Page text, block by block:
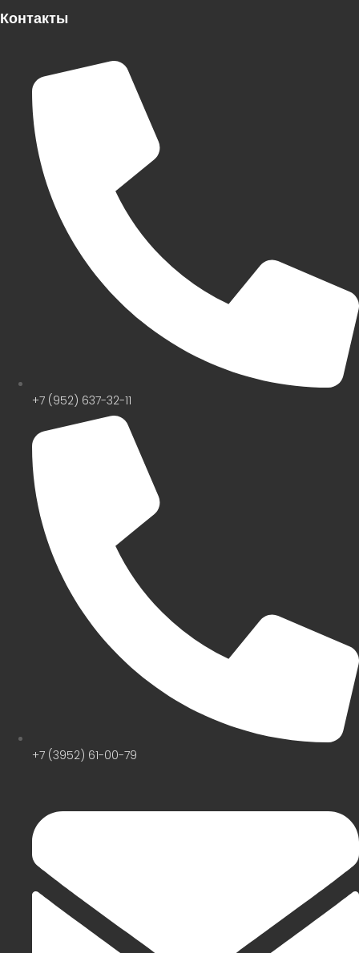
Контакты
+7 (952) 637-32-11
+7 (3952) 61-00-79